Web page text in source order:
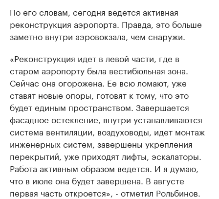
По его словам, сегодня ведется активная
реконструкция аэропорта. Правда, это больше
заметно внутри аэровокзала, чем снаружи.
«Реконструкция идет в левой части, где в
старом аэропорту была вестибюльная зона.
Сейчас она огорожена. Ее всю ломают, уже
ставят новые опоры, готовят к тому, что это
будет единым пространством. Завершается
фасадное остекление, внутри устанавливаются
система вентиляции, воздуховоды, идет монтаж
инженерных систем, завершены укрепления
перекрытий, уже приходят лифты, эскалаторы.
Работа активным образом ведется. И я думаю,
что в июле она будет завершена. В августе
первая часть откроется», - отметил Рольбинов.